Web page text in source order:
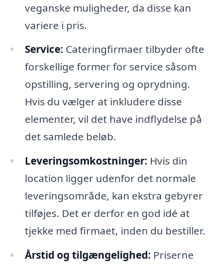
veganske muligheder, da disse kan
variere i pris.
Service: Cateringfirmaer tilbyder ofte
forskellige former for service såsom
opstilling, servering og oprydning.
Hvis du vælger at inkludere disse
elementer, vil det have indflydelse på
det samlede beløb.
Leveringsomkostninger: Hvis din
location ligger udenfor det normale
leveringsområde, kan ekstra gebyrer
tilføjes. Det er derfor en god idé at
tjekke med firmaet, inden du bestiller.
Årstid og tilgængelighed: Priserne